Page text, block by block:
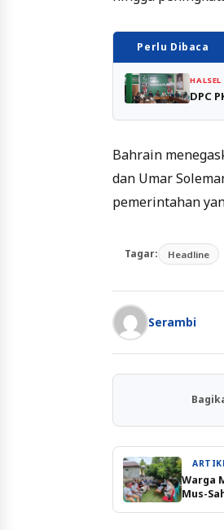
Perlu Dibaca
HALSEL
DPC
Bahrain
dan Umar
pemerintahan
Tagar: Headline
Serambi
Warga
Mus-